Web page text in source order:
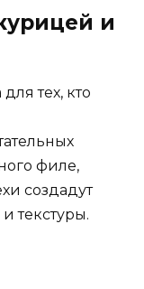
и
тех, кто
филе,
создадут
текстуры.